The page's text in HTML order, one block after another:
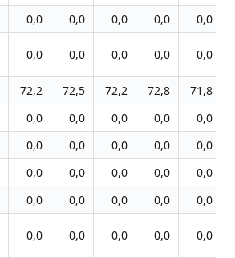
0,0 0,0 0,0 0,0
0,0
0,0 0,0 0,0 0,0 0,0
72,2 72,5 72,2 72,8 71,8
0,0 0,0 0,0 0,0
0,0
0,0 0,0 0,0 0,0
0,0
0,0 0,0 0,0 0,0
0,0
0,0 0,0 0,0 0,0
0,0
0,0 0,0 0,0 0,0 0,0